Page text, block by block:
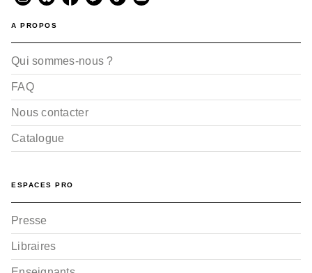
A PROPOS
Qui sommes-nous ?
FAQ
Nous contacter
Catalogue
ESPACES PRO
Presse
Libraires